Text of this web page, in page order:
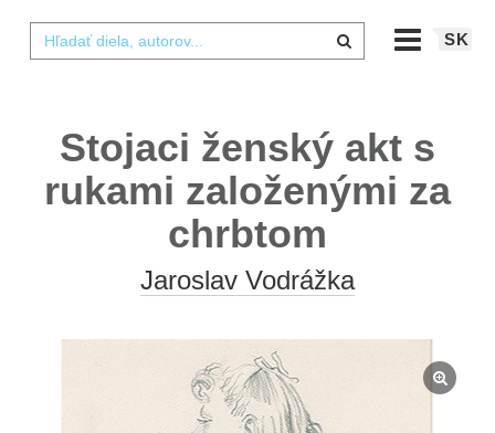
SK
Stojaci ženský akt s
rukami založenými za
chrbtom
Jaroslav Vodrážka